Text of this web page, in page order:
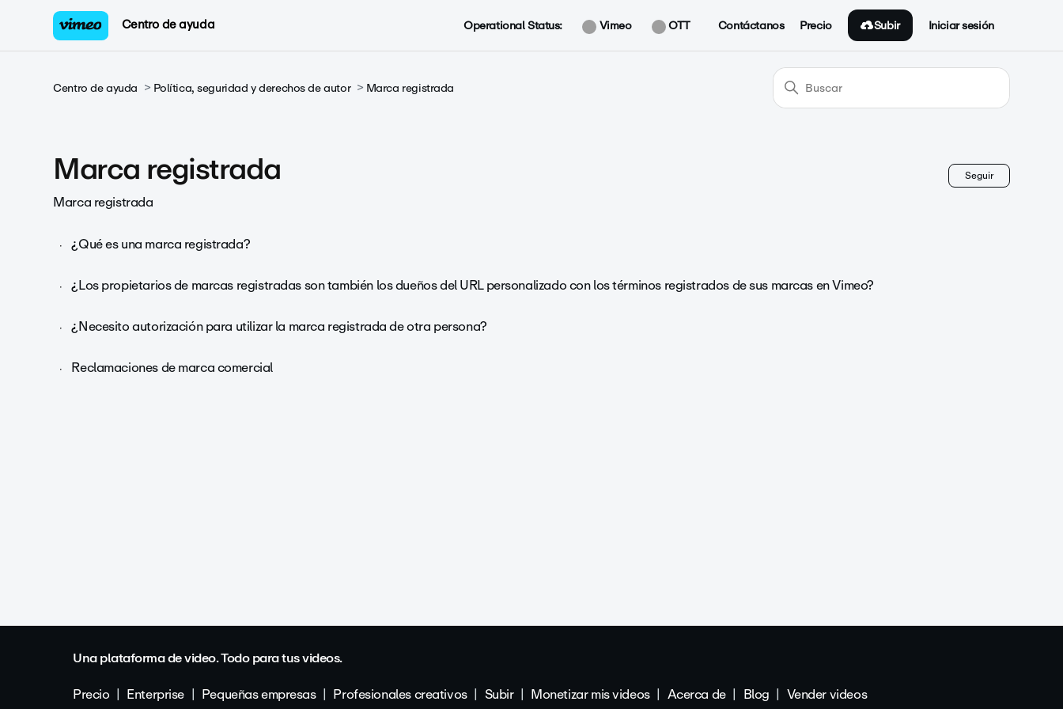
Centro de ayuda Operational Status: Vimeo OTT Contáctanos Precio Subir Iniciar sesión
Centro de ayuda Política, seguridad y derechos de autor Marca registrada
Marca registrada Seguir
Nadie lo
Marca registrada
¿Qué es una marca registrada?
¿Los propietarios de marcas registradas son también los dueños del URL personalizado con los términos registrados de sus marcas en Vimeo?
¿Necesito autorización para utilizar la marca registrada de otra persona?
Reclamaciones de marca comercial
Una plataforma de video. Todo para tus videos.
Precio
Enterprise Pequeñas empresas Profesionales creativos Subir Monetizar mis videos Acerca de Blog Vender videos